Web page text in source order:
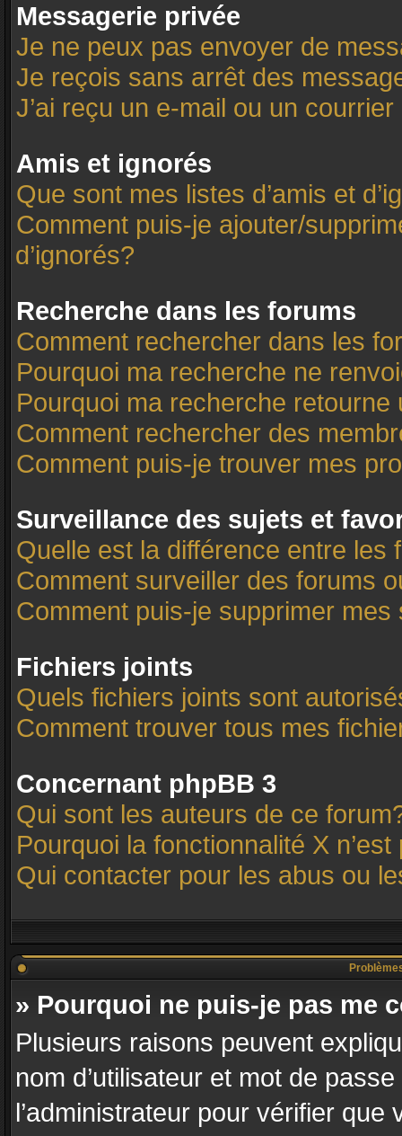
Messagerie privée
Je ne peux pas envoyer de
Je reçois sans arrêt des
J’ai reçu un e-mail ou un
Amis et ignorés
Que sont mes listes d’amis et
Comment puis-je ajouter/
d’ignorés?
Recherche dans les forums
Comment rechercher dans les
Pourquoi ma recherche ne
Pourquoi ma recherche retourne
Comment rechercher des
Comment puis-je trouver mes
Surveillance des sujets et
Quelle est la différence entre les
Comment surveiller des forums
Comment puis-je supprimer
Fichiers joints
Quels fichiers joints sont
Comment trouver tous mes
Concernant phpBB 3
Qui sont les auteurs de ce
Pourquoi la fonctionnalité X
Qui contacter pour les abus ou
» Pourquoi ne puis-je pas me
Plusieurs raisons peuvent
nom d’utilisateur et mot de
l’administrateur pour vérifier que